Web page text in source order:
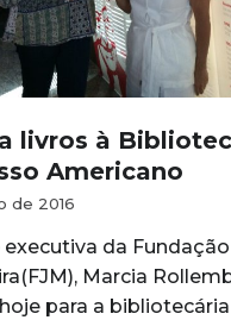
livros à
Americano
de 2016
da
Marcia
para a bibliotecária